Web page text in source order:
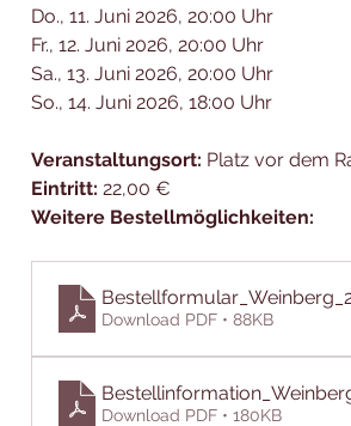
Do., 11. Juni 2026, 20:00 Uhr
Fr., 12. Juni 2026, 20:00 Uhr
Sa., 13. Juni 2026, 20:00 Uhr
So., 14. Juni 2026, 18:00 Uhr
Veranstaltungsort: Platz vor dem
Eintritt: 22,00 €
Weitere Bestellmöglichkeiten:
Download PDF • 88KB
Download PDF • 180KB